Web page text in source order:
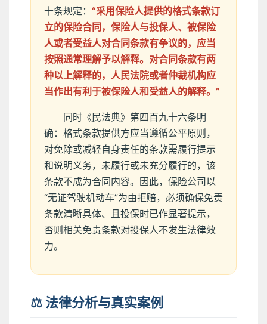
十条规定： “采用保险人提供的格式条款订
立的保险合同，保险人与投保人、被保险
人或者受益人对合同条款有争议的，应当
按照通常理解予以解释。对合同条款有两
种以上解释的，人民法院或者仲裁机构应
当作出有利于被保险人和受益人的解释。”
同时《民法典》第四百九十六条明
确：格式条款提供方应当遵循公平原则，
对免除或减轻自身责任的条款需履行提示
和说明义务，未履行或未充分履行的，该
条款不成为合同内容。因此，保险公司以
“无证驾驶机动车”为由拒赔，必须确保免责
条款清晰具体、且投保时已作显著提示，
否则相关免责条款对投保人不发生法律效
力。
⚖️ 法律分析与真实案例